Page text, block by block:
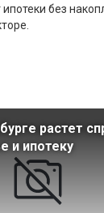
ипотеки без
растет
и ипотеку